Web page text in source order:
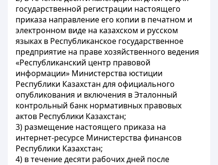
государственной регистрации настоящего
приказа направление его копии в печатном и
электронном виде на казахском и русском
языках в Республиканское государственное
предприятие на праве хозяйственного ведения
«Республиканский центр правовой
информации» Министерства юстиции
Республики Казахстан для официального
опубликования и включения в Эталонный
контрольный банк нормативных правовых
актов Республики Казахстан;
3) размещение настоящего приказа на
интернет-ресурсе Министерства финансов
Республики Казахстан;
4) в течение десяти рабочих дней после